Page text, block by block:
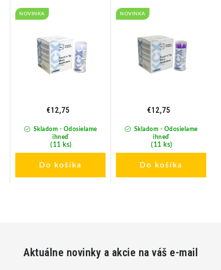
NOVINKA
Skladom - Odosielame
ihneď
(11 ks)
€12,75
Do košíka
NOVINKA
Skladom - Odosielame
ihneď
(11 ks)
€12,75
Do košíka
Aktuálne novinky a akcie na váš e-mail